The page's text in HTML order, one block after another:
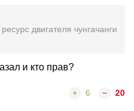
двигателя чунгачанги
и кто прав?
6 20